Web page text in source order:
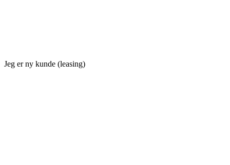
Jeg er ny kunde (leasing)